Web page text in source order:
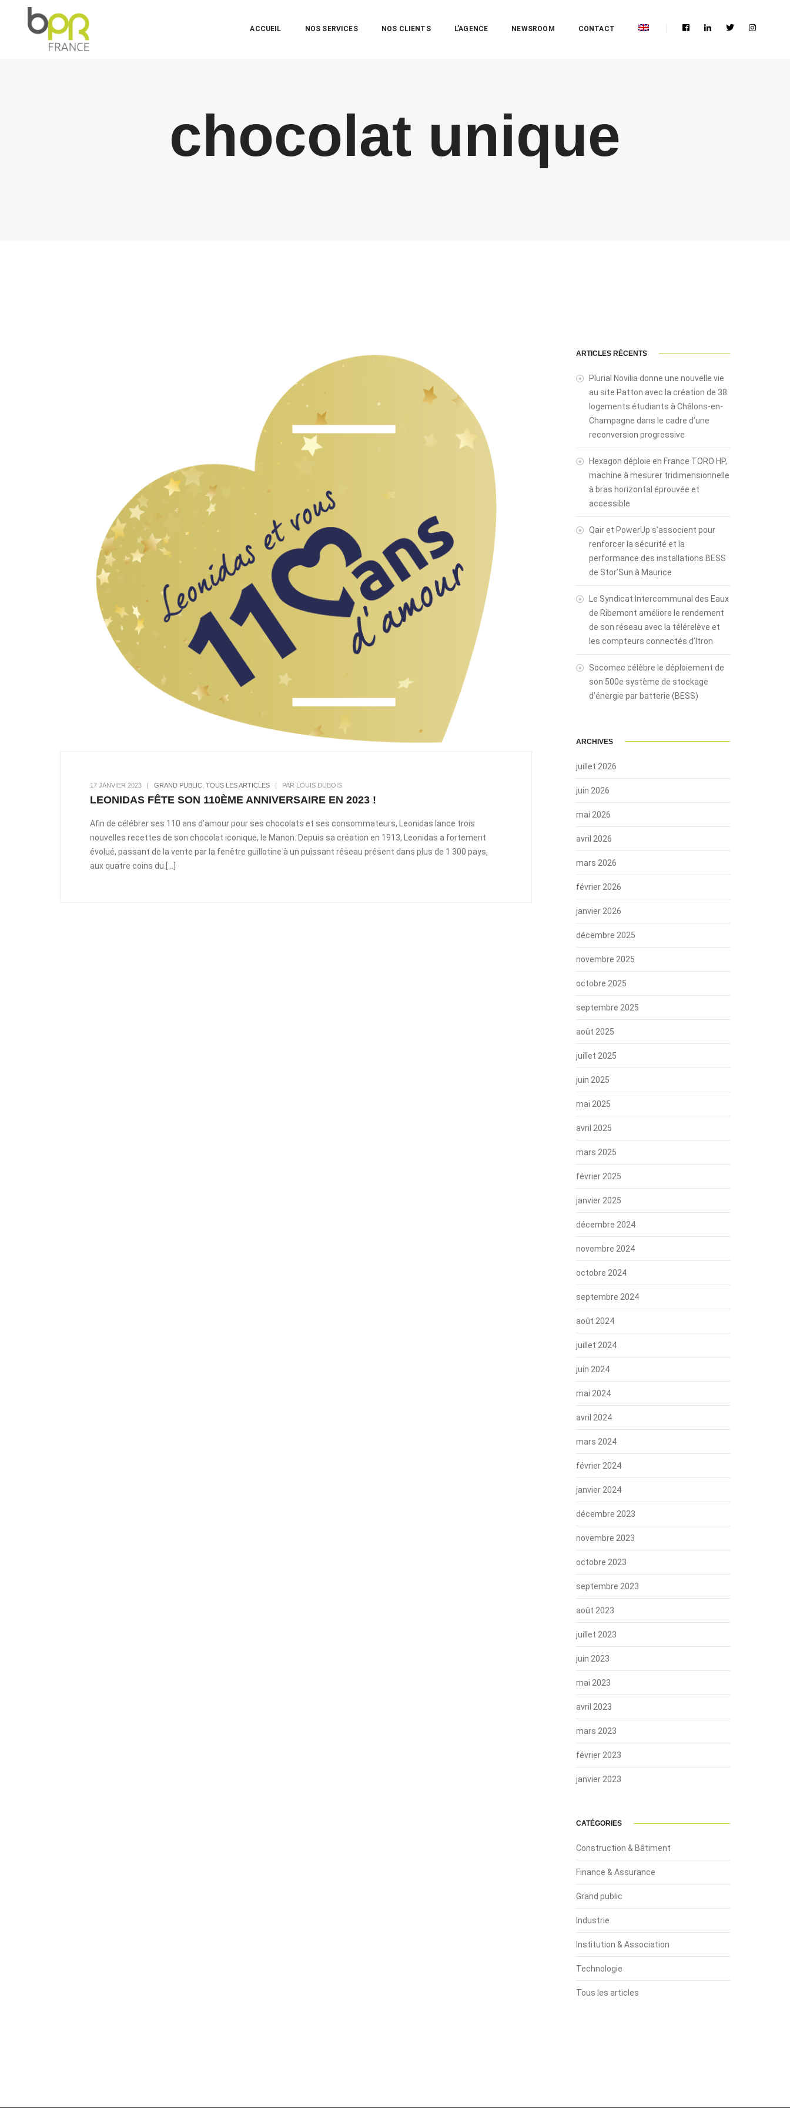
ACCUEIL NOS SERVICES NOS CLIENTS L’AGENCE NEWSROOM CONTACT
chocolat unique
17 JANVIER 2023 | GRAND PUBLIC TOUS LES ARTICLES | PAR LOUIS DUBOIS
LEONIDAS FÊTE SON 110ÈME ANNIVERSAIRE EN 2023 !
Afin de célébrer ses 110 ans d’amour pour ses chocolats et ses consommateurs, Leonidas lance trois
nouvelles recettes de son chocolat iconique, le Manon. Depuis sa création en 1913, Leonidas a fortement
évolué, passant de la vente par la fenêtre guillotine à un puissant réseau présent dans plus de 1 300 pays,
aux quatre coins du […]
ARTICLES RÉCENTS
Plurial Novilia donne une nouvelle vie
au site Patton avec la création de 38
logements étudiants à Châlons-en-
Champagne dans le cadre d’une
reconversion progressive
Hexagon déploie en France TORO HP,
machine à mesurer tridimensionnelle
à bras horizontal éprouvée et
accessible
Qair et PowerUp s’associent pour
renforcer la sécurité et la
performance des installations BESS
de Stor’Sun à Maurice
Le Syndicat Intercommunal des Eaux
de Ribemont améliore le rendement
de son réseau avec la télérelève et
les compteurs connectés d’Itron
Socomec célèbre le déploiement de
son 500e système de stockage
d’énergie par batterie (BESS)
ARCHIVES
juillet 2026
juin 2026
mai 2026
avril 2026
mars 2026
février 2026
janvier 2026
décembre 2025
novembre 2025
octobre 2025
septembre 2025
août 2025
juillet 2025
juin 2025
mai 2025
avril 2025
mars 2025
février 2025
janvier 2025
décembre 2024
novembre 2024
octobre 2024
septembre 2024
août 2024
juillet 2024
juin 2024
mai 2024
avril 2024
mars 2024
février 2024
janvier 2024
décembre 2023
novembre 2023
octobre 2023
septembre 2023
août 2023
juillet 2023
juin 2023
mai 2023
avril 2023
mars 2023
février 2023
janvier 2023
CATÉGORIES
Construction & Bâtiment
Finance & Assurance
Grand public
Industrie
Institution & Association
Technologie
Tous les articles